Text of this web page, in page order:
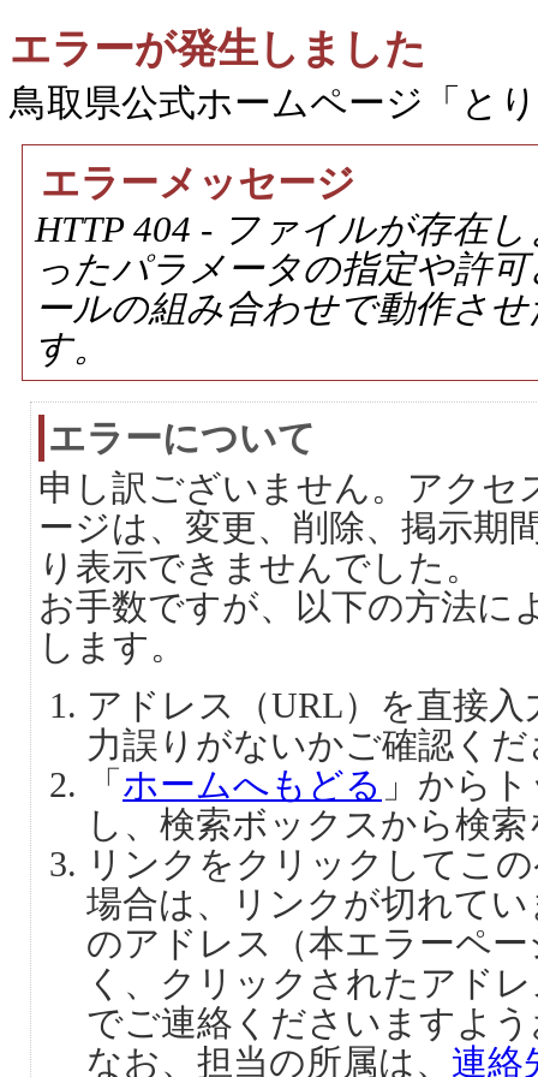
エラーが発生しました
鳥取県公式ホームページ「と
エラーメッセージ
HTTP 404 - ファイルが存在
ったパラメータの指定や許
ールの組み合わせで動作さ
す。
エラーについて
申し訳ございません。アクセ
ージは、変更、削除、掲示期
り表示できませんでした。
お手数ですが、以下の方法に
します。
アドレス（URL）を直接
力誤りがないかご確認く
「 ホームへもどる 」から
し、検索ボックスから検
リンクをクリックしてこ
場合は、リンクが切れて
のアドレス（本エラーペ
く、クリックされたアド
でご連絡くださいますよ
なお、担当の所属は、 連絡